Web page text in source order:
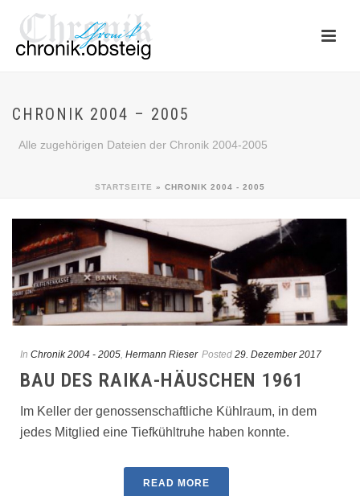
CHRONIK 2004 – 2005
Alle zugehörigen Dateien der Chronik 2004-2005
STARTSEITE » CHRONIK 2004 - 2005
In Chronik 2004 - 2005, Hermann Rieser Posted 29. Dezember 2017
BAU DES RAIKA-HÄUSCHEN 1961
Im Keller der genossenschaftliche Kühlraum, in dem
jedes Mitglied eine Tiefkühltruhe haben konnte.
READ MORE